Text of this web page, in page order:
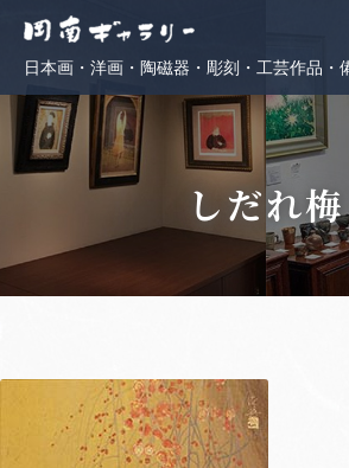
日本画・洋画・陶磁器・彫刻・工芸作品・
しだれ梅